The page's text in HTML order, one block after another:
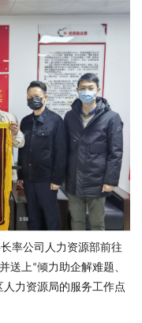
率公司人力资源部前往
送上“倾力助企解难题、
力资源局的服务工作点